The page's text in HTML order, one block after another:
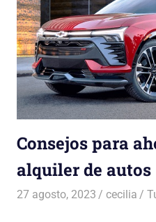
Consejos para
alquiler de autos
27 agosto, 2023 cecilia